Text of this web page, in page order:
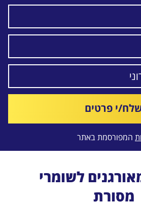
י פרטים
המפורסמת באתר
לשומרי
מסורת